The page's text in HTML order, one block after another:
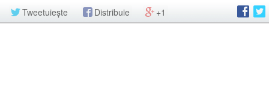
Tweetuiește Distribuie +1